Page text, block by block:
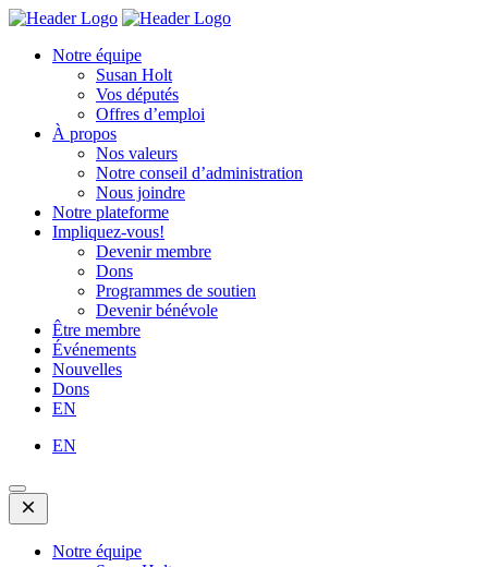
Skip
content
Homepage
Homepage
Notre équipe
Susan Holt
Vos députés
Offres d’emploi
À propos
Nos valeurs
Notre conseil d’administration
Nous joindre
Notre plateforme
Impliquez-vous!
Devenir membre
Dons
Programmes de soutien
Devenir bénévole
Être membre
Événements
Nouvelles
Dons
EN
EN
Open
Mobile
Menu
Notre équipe